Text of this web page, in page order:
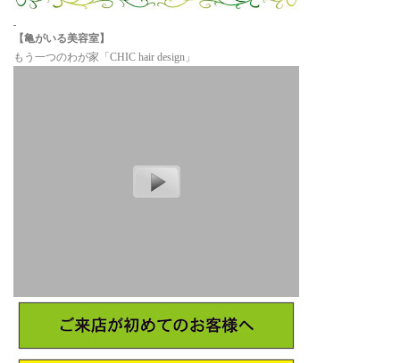
【亀がいる美容室】
もう一つのわが家「CHIC hair design」